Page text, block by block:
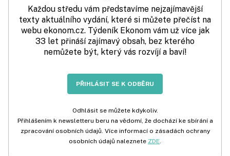
Každou středu vám představíme nejzajímavější
texty aktuálního vydání, které si můžete přečíst na
webu ekonom.cz. Týdeník Ekonom vám už více jak
33 let přináší zajímavý obsah, bez kterého
nemůžete být, který vás rozvíjí a baví!
PŘIHLÁSIT SE K ODBĚRU
Odhlásit se můžete kdykoliv.
Přihlášením k newsletteru beru na vědomí, že dochází ke sbírání a
zpracování osobních údajů. Více informací o zásadách ochrany
osobních údajů naleznete ZDE.